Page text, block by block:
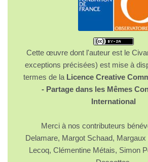
Cette œuvre dont l'auteur est le
exceptions précisées) est mise à
termes de la Licence Creative
- Partage dans les Mêmes
International
Merci à nos contributeurs
Delamare, Margot Schaad, Margaux
Lecoq, Clémentine Métais, Simon